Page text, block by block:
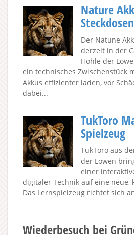
Nature
Der Natune
derzeit in der
Höhle der
ein technisches Zwischenstück
Akkus effizienter laden, vor
dabei...
TukToro
Spielzeug
TukToro aus
der Löwen
einer
digitaler Technik auf eine neue,
Das Lernspielzeug richtet sich
Wiederbesuch bei